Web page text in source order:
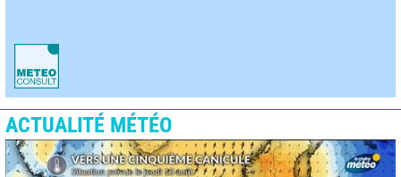
ACTUALITÉ MÉTÉO